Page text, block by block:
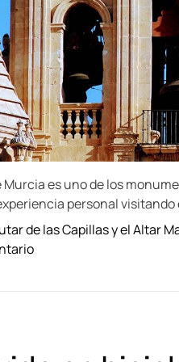
e
s
e
x
ó
t
i
c
o
s
r
r
i
d
o
p
i
n
t
o
r
e
s
o
Murcia es uno de los
personal
de las Capillas y el Altar
o
V